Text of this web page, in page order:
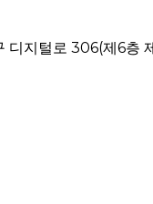
디지털로 306(제6층